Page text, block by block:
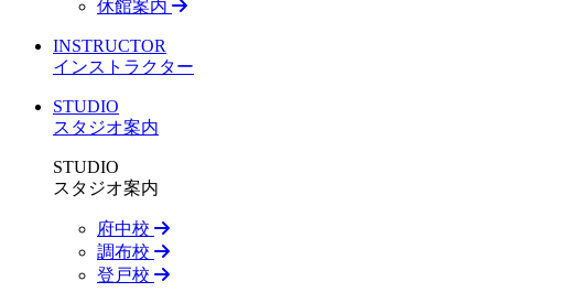
休館案内
INSTRUCTOR
インストラクター
STUDIO
スタジオ案内
STUDIO
スタジオ案内
府中校
調布校
登戸校